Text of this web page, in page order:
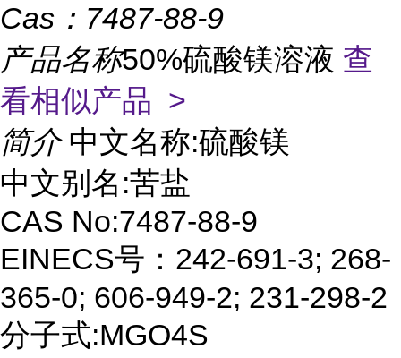
Cas： 7487-88-9
产品名称50%硫酸镁溶液 查
看相似产品 >
简介 中文名称:硫酸镁
中文别名:苦盐
CAS No:7487-88-9
EINECS号：242-691-3; 268-
365-0; 606-949-2; 231-298-2
分子式:MGO4S